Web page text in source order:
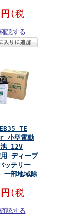
(税
認する
TE
小型電動
池 12V
ディープ
ッテリー
一部地域除
(税
認する